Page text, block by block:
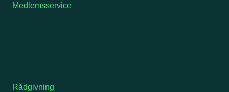
Medlemsservice
Rådgivning